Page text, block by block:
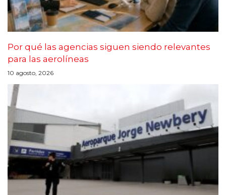
Por qué las agencias siguen siendo relevantes
para las aerolíneas
10 agosto, 2026